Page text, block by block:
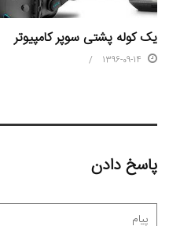
یک کوله پشتی سوپر کامپیوتر
1396-09-14
پاسخ دادن